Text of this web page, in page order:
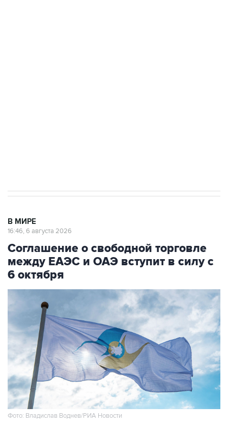
В МИРЕ
16:46, 6 августа 2026
Соглашение о свободной торговле
между ЕАЭС и ОАЭ вступит в силу с
6 октября
Фото: Владислав Воднев/РИА Новости